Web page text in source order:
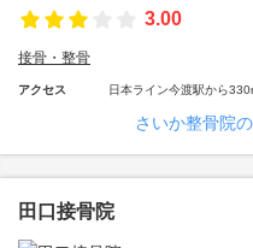
3.00
接骨・整骨
アクセス 日本ライン今渡駅から
さいか整骨院
田口接骨院